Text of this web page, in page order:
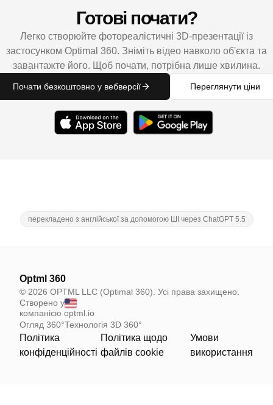
Готові почати?
Легко створюйте фотореалістичні 3D-презентації із
застосунком Optimal 360. Зніміть відео навколо об'єкта та
завантажте його. Щоб почати, потрібна лише хвилина.
Почати безкоштовно у вебверсії Переглянути ціни
перекладено з англійської за допомогою ШІ через ChatGPT 5.5
Optml 360
© 2026 OPTML LLC (Optimal 360). Усі права захищено.
Створено у
компанією optml.io
Огляд 360°Технологія 3D 360°
Політика
конфіденційності
Політика щодо
файлів cookie
Умови
використання